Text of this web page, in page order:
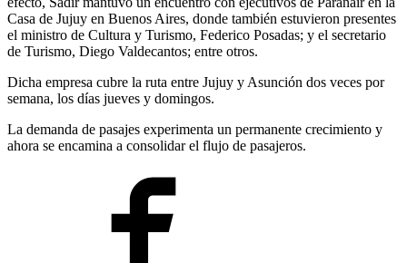
Casa de Jujuy en Buenos Aires, donde también estuvieron presentes
el ministro de Cultura y Turismo, Federico Posadas; y el secretario
de Turismo, Diego Valdecantos; entre otros.
Dicha empresa cubre la ruta entre Jujuy y Asunción dos veces por
semana, los días jueves y domingos.
La demanda de pasajes experimenta un permanente crecimiento y
ahora se encamina a consolidar el flujo de pasajeros.